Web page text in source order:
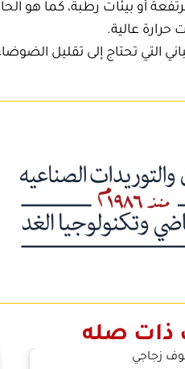
أو بيئات رطبة، كما هو
عالية.
التي تحتاج إلى تقليل
ذات صله